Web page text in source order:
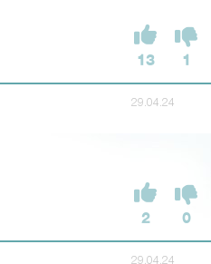
13 1
29.04.24
2 0
29.04.24